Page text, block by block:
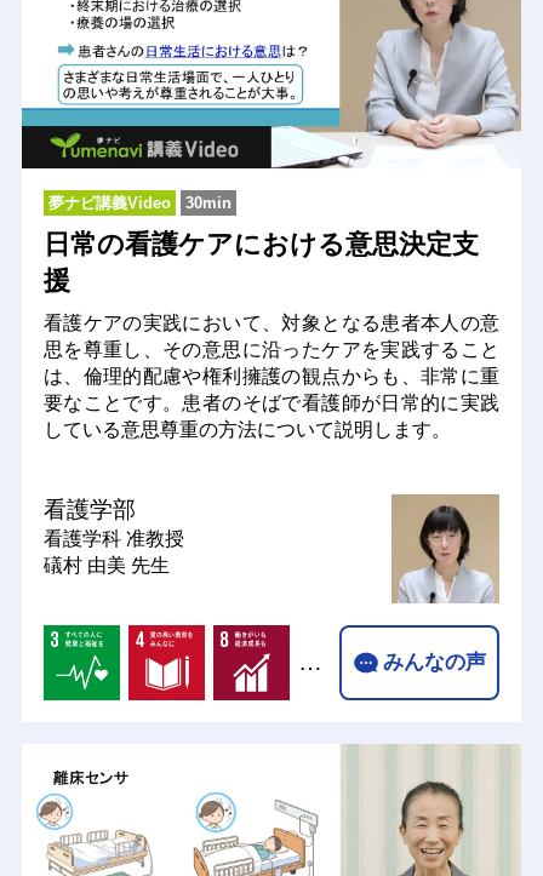
夢ナビ講義Video 30min
日常の看護ケアにおける意思決定支
援
看護ケアの実践において、対象となる患者本人の意
思を尊重し、その意思に沿ったケアを実践すること
は、倫理的配慮や権利擁護の観点からも、非常に重
要なことです。患者のそばで看護師が日常的に実践
している意思尊重の方法について説明します。
看護学部
看護学科 准教授
礒村 由美 先生
… みんなの声